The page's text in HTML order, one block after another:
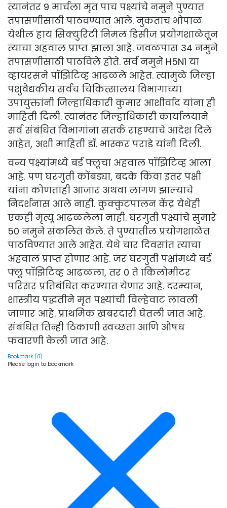
त्यानंतर 9 मार्चला मृत पाच पक्ष्यांचे नमुने पुण्यात
तपासणीसाठी पाठवण्यात आले. नुकताच भोपाळ
येथील हाय सिक्युरिटी निमल डिसीज प्रयोगशाळेतून
त्याचा अहवाल प्राप्त झाला आहे. जवळपास 34 नमुने
तपासणीसाठी पाठविले होते. सर्व नमुने H5N1 या
व्हायरसने पॉझिटिव्ह आढळले आहेत. त्यामुळे जिल्हा
पशुवैद्यकीय सर्वच चिकित्सालय विभागाच्या
उपायुक्तांनी जिल्हाधिकारी कुमार आशीर्वाद यांना ही
माहिती दिली. त्यानंतर जिल्हाधिकारी कार्यालयाने
सर्व संबंधित विभागांना सतर्क राहण्याचे आदेश दिले
आहेत, अशी माहिती डॉ. भास्कर पराडे यांनी दिली.
वन्य पक्ष्यांमध्ये बर्ड फ्लूचा अहवाल पॉझिटिव्ह आला
आहे. पण घरगुती कोंबड्या, बदके किंवा इतर पक्षी
यांना कोणताही आजार अथवा लागण झाल्याचे
निदर्शनास आले नाही. कुक्कुटपालन केंद्र येथेही
एकही मृत्यू आढळलेला नाही. घरगुती पक्ष्यांचे सुमारे
50 नमुने संकलित केले. ते पुण्यातील प्रयोगशाळेत
पाठविण्यात आले आहेत. येथे चार दिवसांत त्याचा
अहवाल प्राप्त होणार आहे. जर घरगुती पक्षांमध्ये बर्ड
फ्लू पॉझिटिव्ह आढळला, तर 0 ते 1किलोमीटर
परिसर प्रतिबंधित करण्यात येणार आहे. दरम्यान,
शास्त्रीय पद्धतीने मृत पक्ष्यांची विल्हेवाट लावली
जाणार आहे. प्राथमिक खबरदारी घेतली जात आहे.
संबंधित तिन्ही ठिकाणी स्वच्छता आणि औषध
फवारणी केली जात आहे.
Bookmark (0)
Please login to bookmark